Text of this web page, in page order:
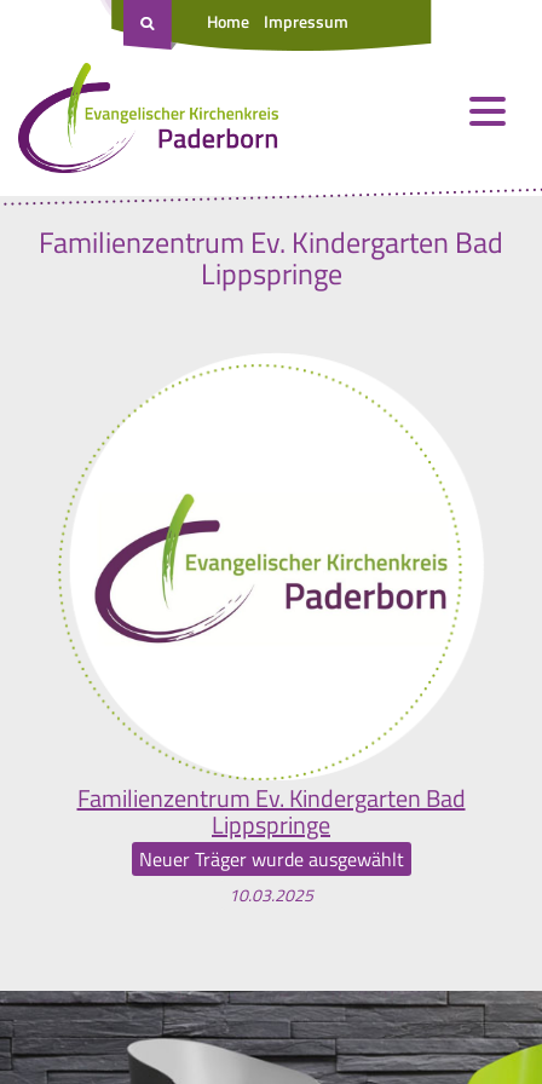
Home Impressum
Familienzentrum Ev. Kindergarten Bad
Lippspringe
Familienzentrum Ev. Kindergarten Bad
Lippspringe
Neuer Träger wurde ausgewählt
10.03.2025